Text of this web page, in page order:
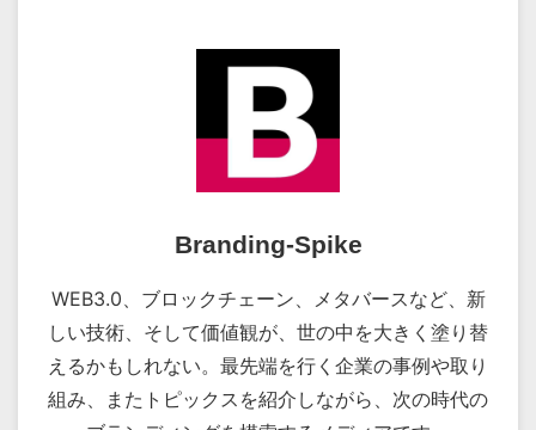
Branding-Spike
WEB3.0、ブロックチェーン、メタバースなど、新
しい技術、そして価値観が、世の中を大きく塗り替
えるかもしれない。最先端を行く企業の事例や取り
組み、またトピックスを紹介しながら、次の時代の